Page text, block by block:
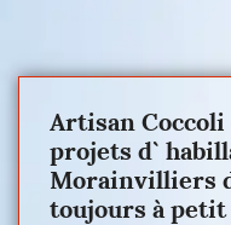
Artisan
projets d`
Morainvilliers
toujours à